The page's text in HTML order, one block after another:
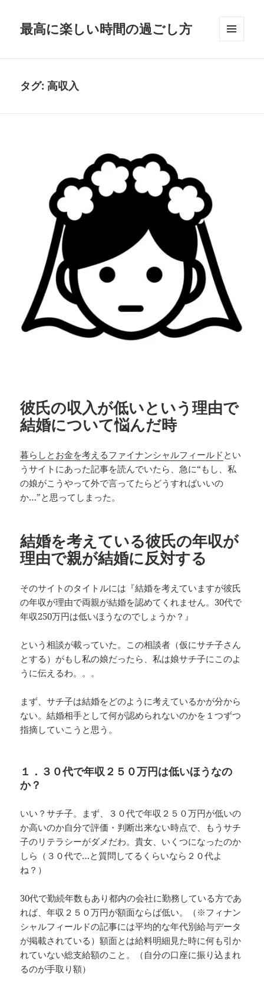
最高に楽しい時間の過ごし方
タグ:高収入
彼氏の収入が低いという理由で
結婚について悩んだ時
暮らしとお金を考えるファイナンシャルフィールド とい
うサイトにあった記事を読んでいたら、急に“もし、私
の娘がこうやって外で言ってたらどうすればいいの
か…”と思ってしまった。
結婚を考えている彼氏の年収が
理由で親が結婚に反対する
そのサイトのタイトルには『結婚を考えていますが彼氏
の年収が理由で両親が結婚を認めてくれません。30代で
年収250万円は低いほうなのでしょうか？』
という相談が載っていた。この相談者（仮にサチ子さん
とする）がもし私の娘だったら、私は娘サチ子にこのよ
うに伝えるわ。。。
まず、サチ子は結婚をどのように考えているかが分から
ない。結婚相手として何が認められないのかを１つずつ
指摘していこうと思う。
１．３０代で年収２５０万円は低いほうなの
か？
いい？サチ子。まず、３０代で年収２５０万円が低いの
か高いのか自分で評価・判断出来ない時点で、もうサチ
子のリテラシーがダメだわ。貴女、いくつになったのか
しら（３０代で…と質問してるくらいなら２０代よ
ね？）
30代で勤続年数もあり都内の会社に勤務している方であ
れば、年収２５０万円が額面ならば低い。（※フィナン
シャルフィールドの記事には平均的な年代別給与データ
が掲載されている）額面とは給料明細見た時に何も引か
れていない総支給額のこと。（自分の口座に振り込まれ
るのが手取り額）